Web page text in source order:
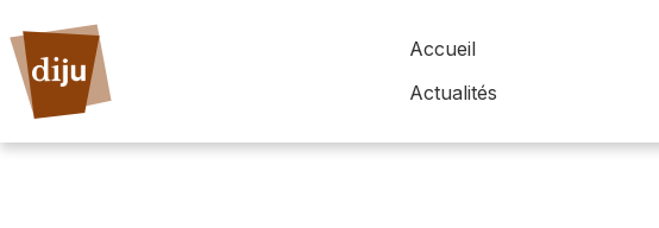
Accueil
Actualités